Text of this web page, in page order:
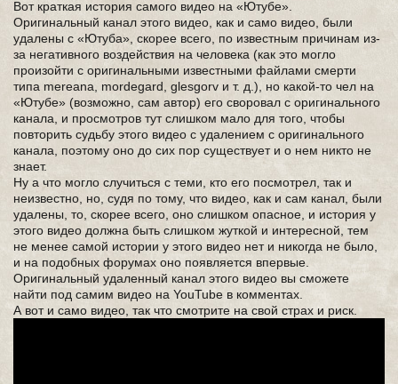
Вот краткая история самого видео на «Ютубе».
Оригинальный канал этого видео, как и само видео, были
удалены с «Ютуба», скорее всего, по известным причинам из-
за негативного воздействия на человека (как это могло
произойти с оригинальными известными файлами смерти
типа mereana, mordegard, glesgorv и т. д.), но какой-то чел на
«Ютубе» (возможно, сам автор) его своровал с оригинального
канала, и просмотров тут слишком мало для того, чтобы
повторить судьбу этого видео с удалением с оригинального
канала, поэтому оно до сих пор существует и о нем никто не
знает.
Ну а что могло случиться с теми, кто его посмотрел, так и
неизвестно, но, судя по тому, что видео, как и сам канал, были
удалены, то, скорее всего, оно слишком опасное, и история у
этого видео должна быть слишком жуткой и интересной, тем
не менее самой истории у этого видео нет и никогда не было,
и на подобных форумах оно появляется впервые.
Оригинальный удаленный канал этого видео вы сможете
найти под самим видео на YouTube в комментах.
А вот и само видео, так что смотрите на свой страх и риск.